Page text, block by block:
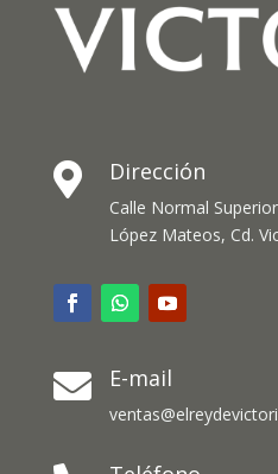
 Dirección
Calle Normal
López Mateos, Cd.
 E-mail